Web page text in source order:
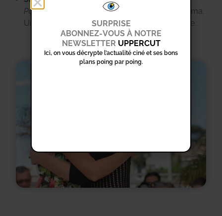
Portrait de la jeune fille en feu
de Céline Sciamma.
Une poésie visuelle, tout en tension silencieuse.
SURPRISE
ABONNEZ-VOUS À NOTRE
NEWSLETTER UPPERCUT
Ici, on vous décrypte l’actualité ciné et ses bons
plans poing par poing.